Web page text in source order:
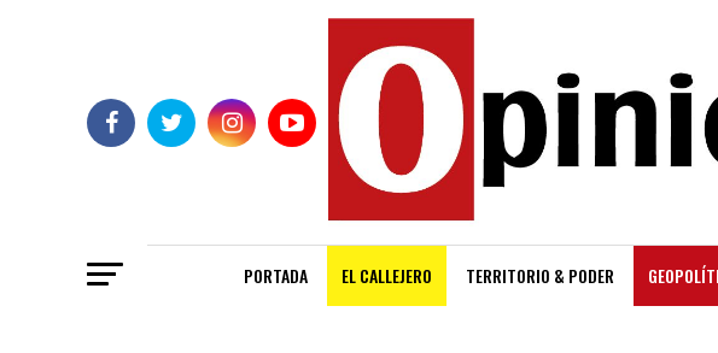
PORTADA EL CALLEJERO TERRITORIO & PODER